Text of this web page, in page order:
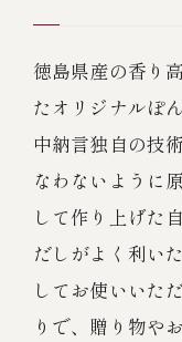
徳島県産の香り
たオリジナルぽ
中納言独自の技
なわないように
して作り上げた
だしがよく利い
してお使いいた
りで、贈り物や